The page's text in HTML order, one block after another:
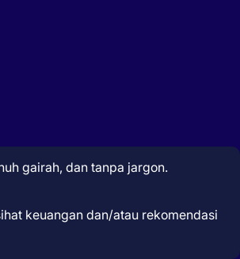
gairah, dan tanpa jargon.
keuangan dan/atau rekomendasi